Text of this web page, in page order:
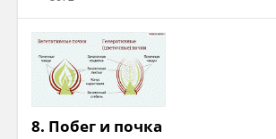
8. Побег и почка